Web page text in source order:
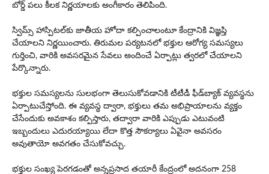
బోర్డ్ ప‌లు కీల‌క నిర్ణ‌యాల‌కు అంగీకారం తెలిపింది.
స్విమ్స్ హాస్పిటల్‌కు జాతీయ హోదా కల్పించాలంటూ కేంద్రానికి విజ్ఞప్తి
చేయాలని నిర్ణ‌యించారు. తిరుమల పర్యటనలో భక్తుల ఆరోగ్య సమస్యలు
గుర్తించి, వారికి అవసరమైన సేవలు అందించే ఏర్పాట్లు త్వరలో చేయాలని
పేర్కొన్నారు.
భక్తుల సమస్యలను సులభంగా తెలుసుకోవడానికి టీటీడీ ఫీడ్‌బ్యాక్ వ్యవస్థను
ఏర్పాటుచేస్తోంది. ఈ వ్యవస్థ ద్వారా, భక్తులు తమ అభిప్రాయాలను వ్యక్తం
చేసేందుకు అవకాశం కల్పిస్తారు, తద్వారా వారికి ఎప్పుడు ఎటువంటి
ఇబ్బందులు ఎదురయ్యాయి లేదా కొత్త సౌకర్యాలు ఏవైనా అవసరం
అవుతాయో అవగతం చేసుకోవచ్చు.
భక్తుల సంఖ్య పెరగడంతో అన్నప్రసాద తయారీ కేంద్రంలో అదనంగా 258